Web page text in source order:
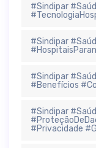
#Sindipar
#Sindipar
#Sindipar
#Benefícios
#Sindipar
#Privacidade